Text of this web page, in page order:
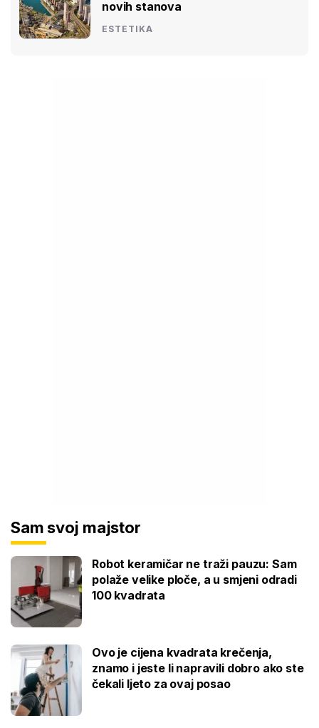
novih stanova
ESTETIKA
Sam svoj majstor
Robot keramičar ne traži pauzu: Sam
polaže velike ploče, a u smjeni odradi
100 kvadrata
Ovo je cijena kvadrata krečenja,
znamo i jeste li napravili dobro ako ste
čekali ljeto za ovaj posao